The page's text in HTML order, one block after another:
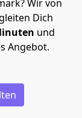
Wir von
Dich
und
Angebot.